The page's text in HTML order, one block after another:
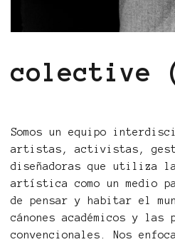
colective
Somos un equipo
artistas, activistas,
diseñadoras que utiliza
artística como un medio
de pensar y habitar el
cánones académicos y
convencionales. Nos